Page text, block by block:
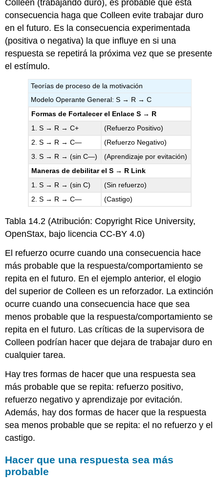
Colleen (trabajando duro), es probable que esta
consecuencia haga que Colleen evite trabajar duro
en el futuro. Es la consecuencia experimentada
(positiva o negativa) la que influye en si una
respuesta se repetirá la próxima vez que se presente
el estímulo.
Teorías de proceso de la motivación
Modelo Operante General: S → R → C
Formas de Fortalecer el Enlace S → R
1. S → R → C+
(Refuerzo Positivo)
2. S → R → C—
(Refuerzo Negativo)
3. S → R → (sin C—)
(Aprendizaje por evitación)
Maneras de debilitar el S → R Link
1. S → R → (sin C)
(Sin refuerzo)
2. S → R → C—
(Castigo)
Tabla 14.2 (Atribución: Copyright Rice University,
OpenStax, bajo licencia CC-BY 4.0)
El refuerzo ocurre cuando una consecuencia hace
más probable que la respuesta/comportamiento se
repita en el futuro. En el ejemplo anterior, el elogio
del superior de Colleen es un reforzador. La extinción
ocurre cuando una consecuencia hace que sea
menos probable que la respuesta/comportamiento se
repita en el futuro. Las críticas de la supervisora de
Colleen podrían hacer que dejara de trabajar duro en
cualquier tarea.
Hay tres formas de hacer que una respuesta sea
más probable que se repita: refuerzo positivo,
refuerzo negativo y aprendizaje por evitación.
Además, hay dos formas de hacer que la respuesta
sea menos probable que se repita: el no refuerzo y el
castigo.
Hacer que una respuesta sea más
probable